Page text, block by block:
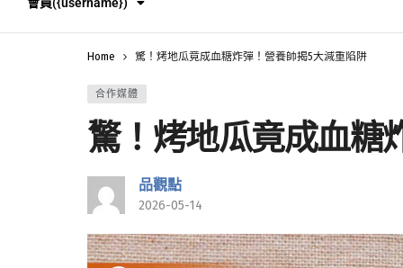
Home 驚！烤地瓜竟成血糖炸彈！營養師揭5大減重陷阱
合作媒體
驚！烤地瓜竟成血糖
品觀點
2026-05-14